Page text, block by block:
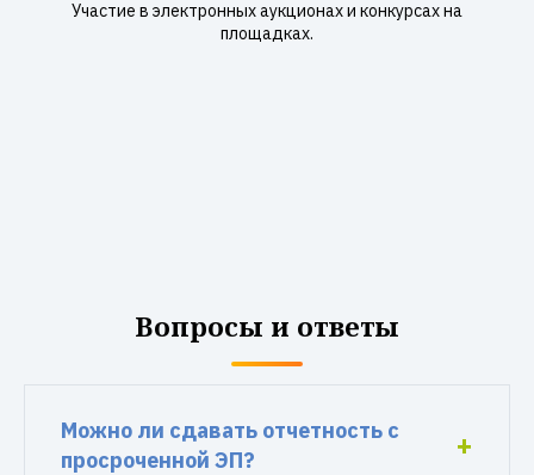
Участие в электронных аукционах и конкурсах на
площадках.
Вопросы и ответы
Можно ли сдавать отчетность с
просроченной ЭП?